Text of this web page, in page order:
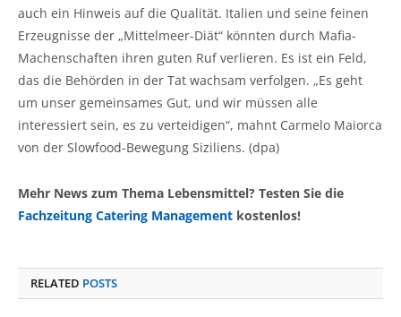
auch ein Hinweis auf die Qualität. Italien und seine feinen
Erzeugnisse der „Mittelmeer-Diät“ könnten durch Mafia-
Machenschaften ihren guten Ruf verlieren. Es ist ein Feld,
das die Behörden in der Tat wachsam verfolgen. „Es geht
um unser gemeinsames Gut, und wir müssen alle
interessiert sein, es zu verteidigen“, mahnt Carmelo Maiorca
von der Slowfood-Bewegung Siziliens. (dpa)
Mehr News zum Thema Lebensmittel? Testen Sie die
Fachzeitung Catering Management kostenlos!
RELATED POSTS